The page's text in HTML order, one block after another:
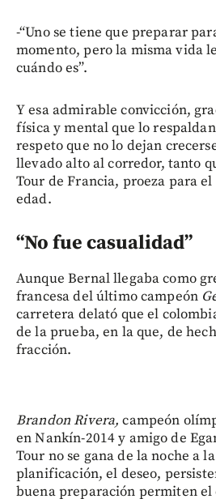
-“Uno se tiene que preparar
momento, pero la misma vida
cuándo es”.
Y esa admirable convicción,
física y mental que lo
respeto que no lo dejan
llevado alto al corredor, tanto
Tour de Francia, proeza para
edad.
“No fue casualidad”
Aunque Bernal llegaba como
francesa del último campeón
carretera delató que el
de la prueba, en la que, de
fracción.
Brandon Rivera, campeón
en Nankín-2014 y amigo de
Tour no se gana de la noche a
planificación, el deseo,
buena preparación permiten el